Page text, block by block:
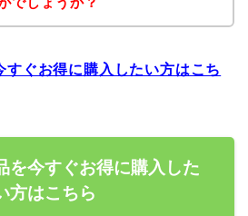
すぐお得に購入したい方はこち
を今すぐお得に購入した
方はこちら